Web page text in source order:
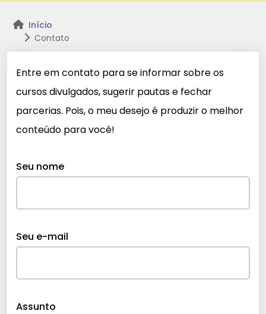
Início
Contato
Entre em contato para se informar sobre os
cursos divulgados, sugerir pautas e fechar
parcerias. Pois, o meu desejo é produzir o melhor
conteúdo para você!
Seu nome
Seu e-mail
Assunto